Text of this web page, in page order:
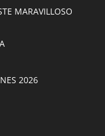
MARAVILLOSO
2026